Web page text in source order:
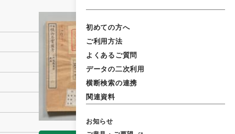
初めての方へ
ご利用方法
よくあるご質問
データの二次利用
横断検索の連携
関連資料
お知らせ